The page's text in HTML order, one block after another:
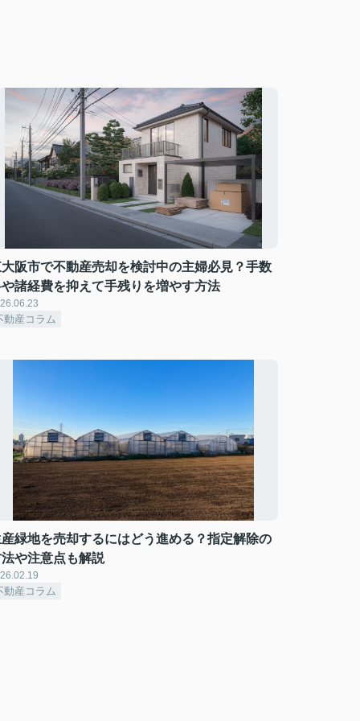
阪市で不動産売却を検討中の主婦必見？手数
諸経費を抑えて手残りを増やす方法
動産コラム
緑地を売却するにはどう進める？指定解除の
や注意点も解説
動産コラム